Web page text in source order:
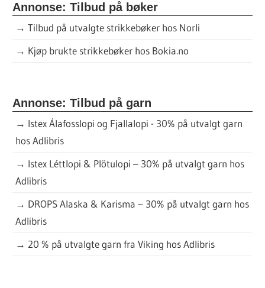
Annonse: Tilbud på bøker
→Tilbud på utvalgte strikkebøker hos Norli
→ Kjøp brukte strikkebøker hos Bokia.no
Annonse: Tilbud på garn
→ Istex Álafosslopi og Fjallalopi - 30% på utvalgt garn
hos Adlibris
→ Istex Léttlopi & Plötulopi – 30% på utvalgt garn hos
Adlibris
→ DROPS Alaska & Karisma – 30% på utvalgt garn hos
Adlibris
→ 20 % på utvalgte garn fra Viking hos Adlibris